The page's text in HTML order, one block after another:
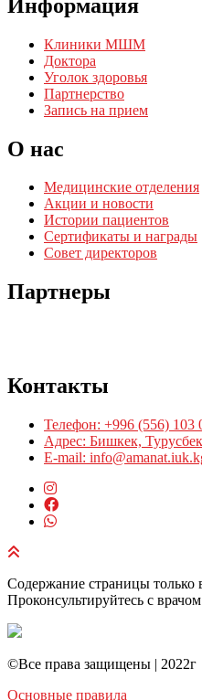
Информация
Клиники МШМ
Доктора
Уголок здоровья
Партнерство
Запись на прием
О нас
Медицинские отделения
Акции и новости
Истории пациентов
Сертификаты и награды
Совет директоров
Партнеры
Контакты
Телефон: +996 (556) 103
Адрес: Бишкек,
E-mail:
Содержание страницы только
Проконсультируйтесь с
©️Все права защищены | 2022г
Основные правила